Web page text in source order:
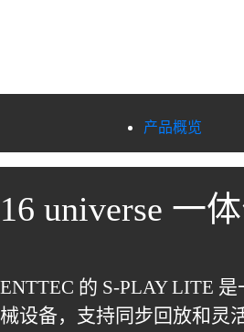
产品概览
16 universe 一
ENTTEC 的 S-PLAY LITE
械设备，支持同步回放和灵